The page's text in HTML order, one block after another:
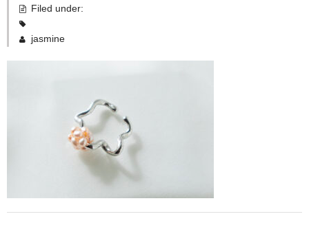
★お勧め商品
お問い合わせ
Filed under:
jasmine